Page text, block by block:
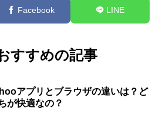
Facebook LINE
すすめの記事
アプリとブラウザの違いは？ど
が快適なの？